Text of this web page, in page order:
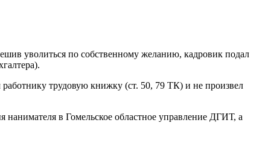
уволиться по собственному желанию, кадровик подал
трудовую книжку (ст. 50, 79 ТК) и не произвел
в Гомельское областное управление ДГИТ, а